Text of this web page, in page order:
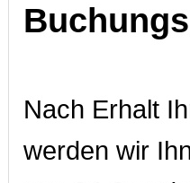
Nach Erhalt
werden wir